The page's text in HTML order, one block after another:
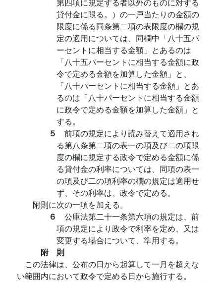
貸付金に限る。）の一戸当たりの金額の
限度に係る同条第二項の表限度の欄の規
定の適用については、同欄中「八十五パ
ーセントに相当する金額」とあるのは
「八十五パーセントに相当する金額に政
令で定める金額を加算した金額」と、
「八十パーセントに相当する金額」とあ
るのは「八十パーセントに相当する金額
に政令で定める金額を加算した金額」と
する。
５ 前項の規定により読み替えて適用され
る第八条第二項の表一の項及び二の項限
度の欄に規定する政令で定める金額に係
る貸付金の利率については、同項の表一
の項及び二の項利率の欄の規定は適用せ
ず、その利率は、政令で定める。
附則に次の一項を加える。
６ 公庫法第二十一条第六項の規定は、前
項の規定により政令で利率を定め、又は
変更する場合について、準用する。
附 則
この法律は、公布の日から起算して一月を超えな
い範囲内において政令で定める日から施行する。